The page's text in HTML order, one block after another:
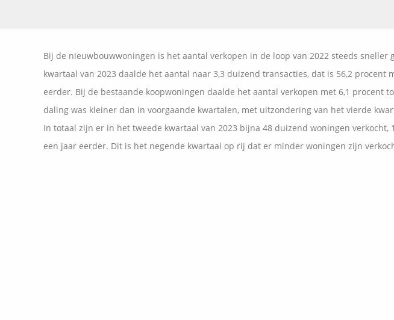
Expats services
Bij de nieuwbouwwoningen is het aantal verkopen in de loop van 2022 steeds sneller
kwartaal van 2023 daalde het aantal naar 3,3 duizend transacties, dat is 56,2 procent
eerder. Bij de bestaande koopwoningen daalde het aantal verkopen met 6,1 procent
daling was kleiner dan in voorgaande kwartalen, met uitzondering van het vierde
In totaal zijn er in het tweede kwartaal van 2023 bijna 48 duizend woningen verkocht,
een jaar eerder. Dit is het negende kwartaal op rij dat er minder woningen zijn